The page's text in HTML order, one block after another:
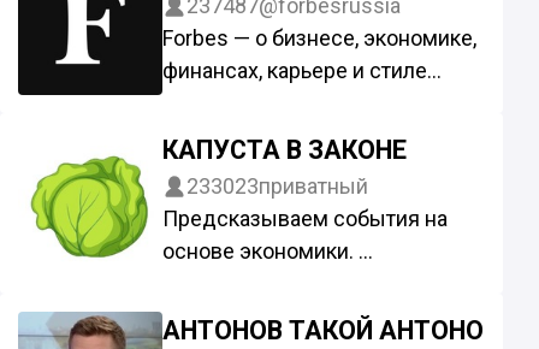
237487@forbesrussia
Forbes — о бизнесе, экономике,
финансах, карьере и стиле
Forbes. Идеи для бизнеса:
Forbes Woman Russia:
@forbeswomanrussia
Forbes Life Russia:
Реклама: adsales@forbes.ru
КАПУСТА В ЗАКОНЕ
233023приватный
Предсказываем события на
основе экономики.
@holdupme1
АНТОНОВ ТАКОЙ АНТОНОВ